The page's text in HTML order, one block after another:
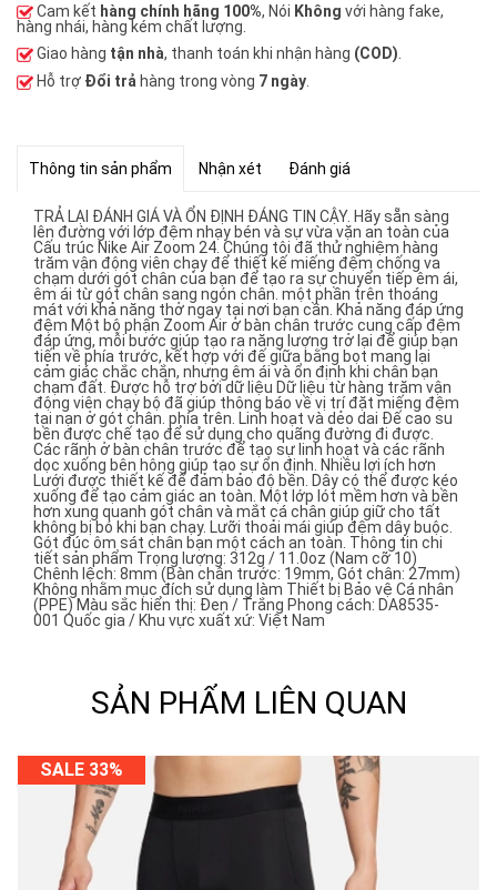
Cam kết hàng chính hãng 100%, Nói Không với hàng fake,
hàng nhái, hàng kém chất lượng.
Giao hàng tận nhà, thanh toán khi nhận hàng (COD).
Hỗ trợ Đổi trả hàng trong vòng 7 ngày
Thông tin sản phẩm Nhận xét Đánh giá
TRẢ LẠI ĐÁNH GIÁ VÀ ỔN ĐỊNH ĐÁNG TIN CẬY. Hãy sẵn sàng
lên đường với lớp đệm nhạy bén và sự vừa vặn an toàn của
Cấu trúc Nike Air Zoom 24. Chúng tôi đã thử nghiệm hàng
trăm vận động viên chạy để thiết kế miếng đệm chống va
chạm dưới gót chân của bạn để tạo ra sự chuyển tiếp êm ái,
êm ái từ gót chân sang ngón chân. một phần trên thoáng
mát với khả năng thở ngay tại nơi bạn cần. Khả năng đáp ứng
đệm Một bộ phận Zoom Air ở bàn chân trước cung cấp đệm
đáp ứng, mỗi bước giúp tạo ra năng lượng trở lại để giúp bạn
tiến về phía trước, kết hợp với đế giữa bằng bọt mang lại
cảm giác chắc chắn, nhưng êm ái và ổn định khi chân bạn
chạm đất. Được hỗ trợ bởi dữ liệu Dữ liệu từ hàng trăm vận
động viên chạy bộ đã giúp thông báo về vị trí đặt miếng đệm
tai nạn ở gót chân. phía trên. Linh hoạt và dẻo dai Đế cao su
bền được chế tạo để sử dụng cho quãng đường đi được.
Các rãnh ở bàn chân trước để tạo sự linh hoạt và các rãnh
dọc xuống bên hông giúp tạo sự ổn định. Nhiều lợi ích hơn
Lưới được thiết kế để đảm bảo độ bền. Dây có thể được kéo
xuống để tạo cảm giác an toàn. Một lớp lót mềm hơn và bền
hơn xung quanh gót chân và mắt cá chân giúp giữ cho tất
không bị bó khi bạn chạy. Lưỡi thoải mái giúp đệm dây buộc.
Gót đúc ôm sát chân bạn một cách an toàn. Thông tin chi
tiết sản phẩm Trọng lượng: 312g / 11.0oz (Nam cỡ 10)
Chênh lệch: 8mm (Bàn chân trước: 19mm, Gót chân: 27mm)
Không nhằm mục đích sử dụng làm Thiết bị Bảo vệ Cá nhân
(PPE) Màu sắc hiển thị: Đen / Trắng Phong cách: DA8535-
001 Quốc gia / Khu vực xuất xứ: Việt Nam
SẢN PHẨM LIÊN QUAN
SALE 33%